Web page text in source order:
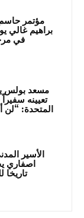
مؤتمر حاسم
براهيم غالي
في
مسعد بولس
تعيينه
المتحدة:
الأسير
اصفاري